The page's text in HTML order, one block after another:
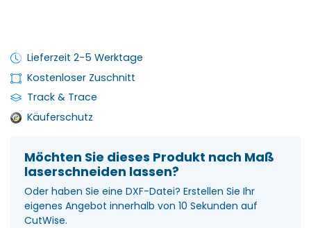
Lieferzeit 2-5 Werktage
Kostenloser Zuschnitt
Track & Trace
Käuferschutz
Möchten Sie dieses Produkt nach Maß
laserschneiden lassen?
Oder haben Sie eine DXF-Datei? Erstellen Sie Ihr
eigenes Angebot innerhalb von 10 Sekunden auf
CutWise.